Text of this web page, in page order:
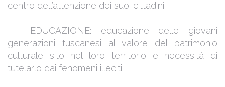
centro dell’attenzione dei suoi cittadini:
- EDUCAZIONE: educazione delle giovani
generazioni tuscanesi al valore del patrimonio
culturale sito nel loro territorio e necessità di
tutelarlo dai fenomeni illeciti;